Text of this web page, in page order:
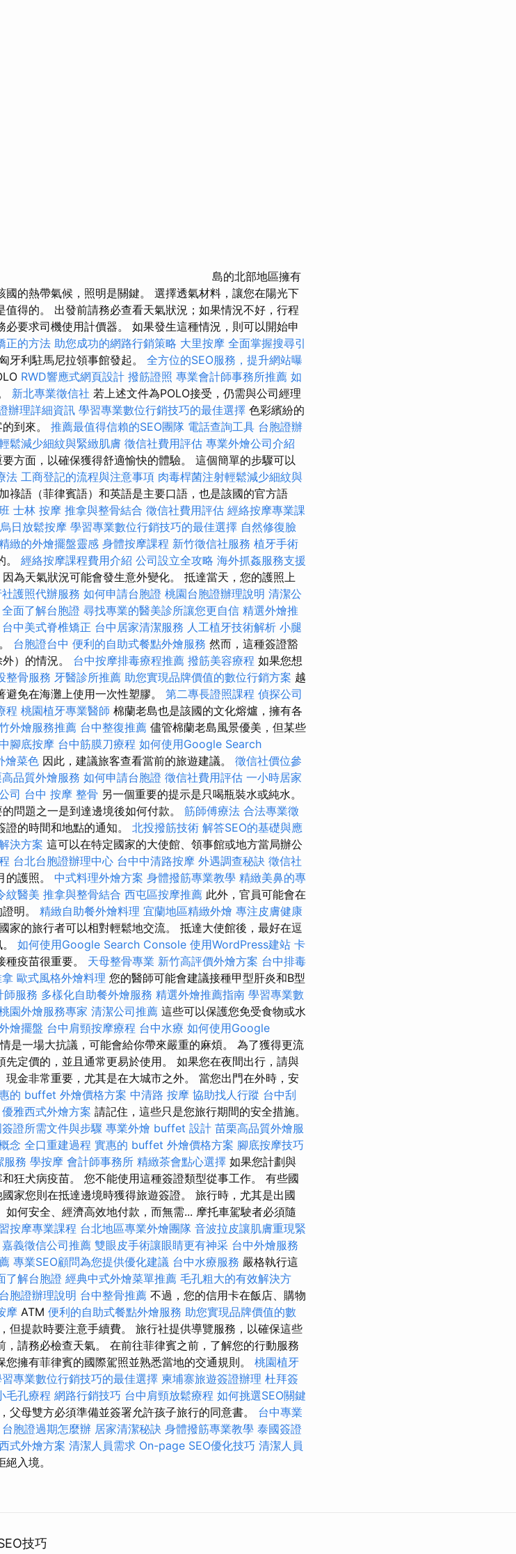
島的北部地區擁有
的熱帶氣候，照明是關鍵。 選擇透氣材料，讓您在陽光下
得的。 出發前請務必查看天氣狀況；如果情況不好，行程
要求司機使用計價器。 如果發生這種情況，則可以開始申
正的方法 助您成功的網路行銷策略 大里按摩 全面掌握搜尋引
牙利駐馬尼拉領事館發起。 全方位的SEO服務，提升網站曝
RWD響應式網頁設計 撥筋證照 專業會計師事務所推薦 如
新北專業徵信社 若上述文件為POLO接受，仍需與公司經理
辦理詳細資訊 學習專業數位行銷技巧的最佳選擇 色彩繽紛的
到來。 推薦最值得信賴的SEO團隊 電話查詢工具 台胞證辦
鬆減少細紋與緊緻肌膚 徵信社費用評估 專業外燴公司介紹
方面，以確保獲得舒適愉快的體驗。 這個簡單的步驟可以
法 工商登記的流程與注意事項 肉毒桿菌注射輕鬆減少細紋與
祿語（菲律賓語）和英語是主要口語，也是該國的官方語
士林 按摩 推拿與整骨結合 徵信社費用評估 經絡按摩專業課
烏日放鬆按摩 學習專業數位行銷技巧的最佳選擇 自然修復臉
緻的外燴擺盤靈感 身體按摩課程 新竹徵信社服務 植牙手術
。 經絡按摩課程費用介紹 公司設立全攻略 海外抓姦服務支援
為天氣狀況可能會發生意外變化。 抵達當天，您的護照上
護照代辦服務 如何申請台胞證 桃園台胞證辦理說明 清潔公
全面了解台胞證 尋找專業的醫美診所讓您更自信 精選外燴推
台中美式脊椎矯正 台中居家清潔服務 人工植牙技術解析 小腿
台胞證台中 便利的自助式餐點外燴服務 然而，這種簽證豁
）的情況。 台中按摩排毒療程推薦 撥筋美容療程 如果您想
整骨服務 牙醫診所推薦 助您實現品牌價值的數位行銷方案 越
免在海灘上使用一次性塑膠。 第二專長證照課程 偵探公司
程 桃園植牙專業醫師 棉蘭老島也是該國的文化熔爐，擁有各
外燴服務推薦 台中整復推薦 儘管棉蘭老島風景優美，但某些
腳底按摩 台中筋膜刀療程 如何使用Google Search
燴菜色 因此，建議旅客查看當前的旅遊建議。 徵信社價位參
品質外燴服務 如何申請台胞證 徵信社費用評估 一小時居家
司 台中 按摩 整骨 另一個重要的提示是只喝瓶裝水或純水。
問題之一是到達邊境後如何付款。 筋師傅療法 合法專業徵
的時間和地點的通知。 北投撥筋技術 解答SEO的基礎與應
決方案 這可以在特定國家的大使館、領事館或地方當局辦公
台北台胞證辦理中心 台中中清路按摩 外遇調查秘訣 徵信社
的護照。 中式料理外燴方案 身體撥筋專業教學 精緻美鼻的專
紋醫美 推拿與整骨結合 西屯區按摩推薦 此外，官員可能會在
明。 精緻自助餐外燴料理 宜蘭地區精緻外燴 專注皮膚健康
家的旅行者可以相對輕鬆地交流。 抵達大使館後，最好在逗
如何使用Google Search Console 使用WordPress建站 卡
種疫苗很重要。 天母整骨專業 新竹高評價外燴方案 台中排毒
歐式風格外燴料理 您的醫師可能會建議接種甲型肝炎和B型
師服務 多樣化自助餐外燴服務 精選外燴推薦指南 學習專業數
園外燴服務專家 清潔公司推薦 這些可以保護您免受食物或水
燴擺盤 台中肩頸按摩療程 台中水療 如何使用Google
是一場大抗議，可能會給你帶來嚴重的麻煩。 為了獲得更流
定價的，並且通常更易於使用。 如果您在夜間出行，請與
金非常重要，尤其是在大城市之外。 當您出門在外時，安
的 buffet 外燴價格方案 中清路 按摩 協助找人行蹤 台中刮
優雅西式外燴方案 請記住，這些只是您旅行期間的安全措施。
證所需文件與步驟 專業外燴 buffet 設計 苗栗高品質外燴服
念 全口重建過程 實惠的 buffet 外燴價格方案 腳底按摩技巧
服務 學按摩 會計師事務所 精緻茶會點心選擇 如果您計劃與
狂犬病疫苗。 您不能使用這種簽證類型從事工作。 有些國
家您則在抵達邊境時獲得旅遊簽證。 旅行時，尤其是出國
何安全、經濟高效地付款，而無需... 摩托車駕駛者必須隨
按摩專業課程 台北地區專業外燴團隊 音波拉皮讓肌膚重現緊
嘉義徵信公司推薦 雙眼皮手術讓眼睛更有神采 台中外燴服務
專業SEO顧問為您提供優化建議 台中水療服務 嚴格執行這
了解台胞證 經典中式外燴菜單推薦 毛孔粗大的有效解決方
胞證辦理說明 台中整骨推薦 不過，您的信用卡在飯店、購物
摩 ATM 便利的自助式餐點外燴服務 助您實現品牌價值的數
但提款時要注意手續費。 旅行社提供導覽服務，以確保這些
請務必檢查天氣。 在前往菲律賓之前，了解您的行動服務
擁有菲律賓的國際駕照並熟悉當地的交通規則。 桃園植牙
專業數位行銷技巧的最佳選擇 柬埔寨旅遊簽證辦理 杜拜簽
毛孔療程 網路行銷技巧 台中肩頸放鬆療程 如何挑選SEO關鍵
父母雙方必須準備並簽署允許孩子旅行的同意書。 台中專業
台胞證過期怎麼辦 居家清潔秘訣 身體撥筋專業教學 泰國簽證
式外燴方案 清潔人員需求 On-page SEO優化技巧 清潔人員
入境。
技巧